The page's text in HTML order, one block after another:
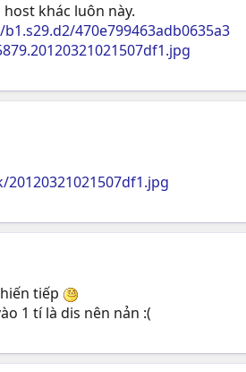
khác luôn này.
470e799463adb0635a3
tiếp
1 tí là dis nên nản :(